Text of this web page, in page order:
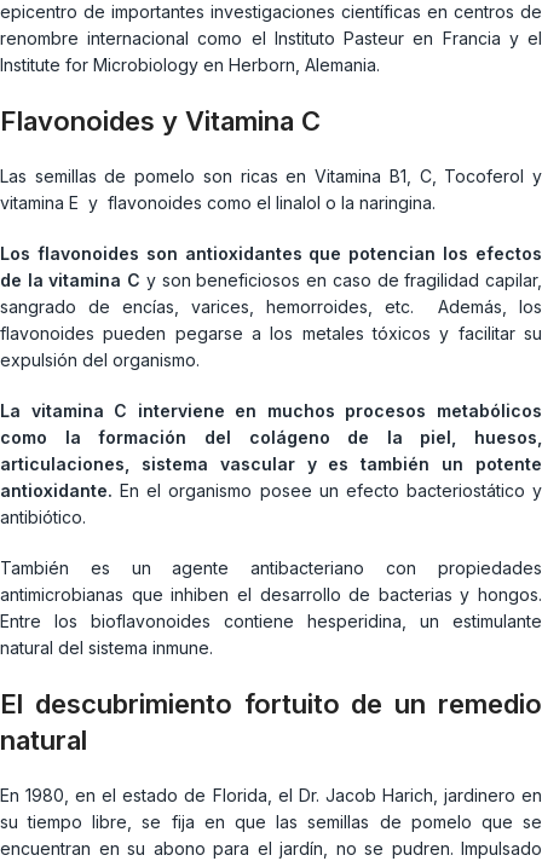
epicentro de importantes investigaciones científicas en centros de
renombre internacional como el Instituto Pasteur en Francia y el
Institute for Microbiology en Herborn, Alemania.
Flavonoides y Vitamina C
Las semillas de pomelo son ricas en Vitamina B1, C, Tocoferol y
vitamina E y flavonoides como el linalol o la naringina.
Los flavonoides son antioxidantes que potencian los efectos
de la vitamina C y son beneficiosos en caso de fragilidad capilar,
sangrado de encías, varices, hemorroides, etc. Además, los
flavonoides pueden pegarse a los metales tóxicos y facilitar su
expulsión del organismo.
La vitamina C interviene en muchos procesos metabólicos
como la formación del colágeno de la piel, huesos,
articulaciones, sistema vascular y es también un potente
antioxidante. En el organismo posee un efecto bacteriostático y
antibiótico.
También es un agente antibacteriano con propiedades
antimicrobianas que inhiben el desarrollo de bacterias y hongos.
Entre los bioflavonoides contiene hesperidina, un estimulante
natural del sistema inmune.
El descubrimiento fortuito de un remedio
natural
En 1980, en el estado de Florida, el Dr. Jacob Harich, jardinero en
su tiempo libre, se fija en que las semillas de pomelo que se
encuentran en su abono para el jardín, no se pudren. Impulsado